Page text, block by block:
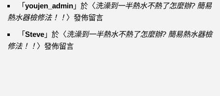
「youjen_admin 」於〈洗澡到一半熱水不熱了怎麼辦? 簡易
熱水器檢修法！！ 〉發佈留言
「Steve 」於〈洗澡到一半熱水不熱了怎麼辦? 簡易熱水器檢
修法！！ 〉發佈留言